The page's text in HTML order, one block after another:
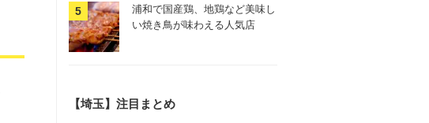
浦和で国産鶏、地鶏など美味し
い焼き鳥が味わえる人気店
【埼玉】注目まとめ